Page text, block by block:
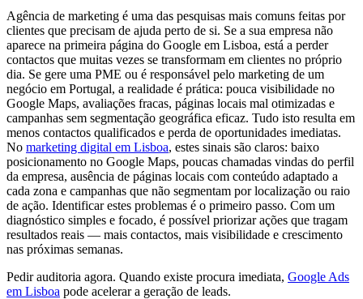
Agência de marketing é uma das pesquisas mais comuns feitas por
clientes que precisam de ajuda perto de si. Se a sua empresa não
aparece na primeira página do Google em Lisboa, está a perder
contactos que muitas vezes se transformam em clientes no próprio
dia. Se gere uma PME ou é responsável pelo marketing de um
negócio em Portugal, a realidade é prática: pouca visibilidade no
Google Maps, avaliações fracas, páginas locais mal otimizadas e
campanhas sem segmentação geográfica eficaz. Tudo isto resulta em
menos contactos qualificados e perda de oportunidades imediatas.
No marketing digital em Lisboa, estes sinais são claros: baixo
posicionamento no Google Maps, poucas chamadas vindas do perfil
da empresa, ausência de páginas locais com conteúdo adaptado a
cada zona e campanhas que não segmentam por localização ou raio
de ação. Identificar estes problemas é o primeiro passo. Com um
diagnóstico simples e focado, é possível priorizar ações que tragam
resultados reais — mais contactos, mais visibilidade e crescimento
nas próximas semanas.
Pedir auditoria agora. Quando existe procura imediata, Google Ads
em Lisboa pode acelerar a geração de leads.